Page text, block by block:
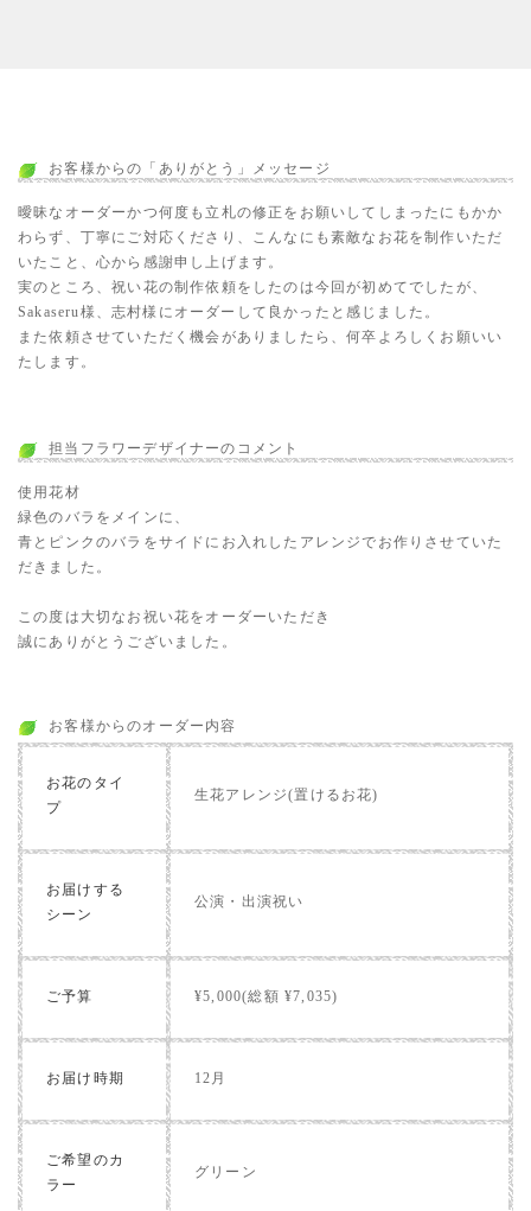
お客様からの「ありがとう」メッセージ
曖昧なオーダーかつ何度も立札の修正をお願いしてしまったにもかか
わらず、丁寧にご対応くださり、こんなにも素敵なお花を制作いただ
いたこと、心から感謝申し上げます。
実のところ、祝い花の制作依頼をしたのは今回が初めてでしたが、
Sakaseru様、志村様にオーダーして良かったと感じました。
また依頼させていただく機会がありましたら、何卒よろしくお願いい
たします。
担当フラワーデザイナーのコメント
使用花材
緑色のバラをメインに、
青とピンクのバラをサイドにお入れしたアレンジでお作りさせていた
だきました。
この度は大切なお祝い花をオーダーいただき
誠にありがとうございました。
お客様からのオーダー内容
お花のタイ
プ
生花アレンジ(置けるお花)
お届けする
シーン
公演・出演祝い
ご予算 ¥5,000(総額 ¥7,035)
お届け時期 12月
ご希望のカ
ラー
グリーン